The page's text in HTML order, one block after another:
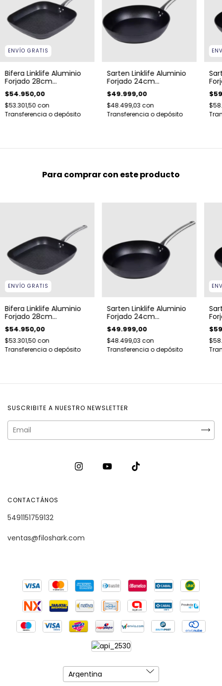
ENVÍO GRATIS
Bifera Linklife Aluminio
Forjado 28cm
Antiadherente Acero
$54.950,00
$53.301,50 con
Transferencia o depósito
Sarten Linklife Aluminio
Forjado 24cm
Antiadherente Acero
$49.999,00
$48.499,03 con
Transferencia o depósito
Para comprar con este producto
ENVÍO GRATIS
Bifera Linklife Aluminio
Forjado 28cm
Antiadherente Acero
$54.950,00
$53.301,50 con
Transferencia o depósito
Sarten Linklife Aluminio
Forjado 24cm
Antiadherente Acero
$49.999,00
$48.499,03 con
Transferencia o depósito
SUSCRIBITE A NUESTRO NEWSLETTER
CONTACTÁNOS
5491151759132
ventas@filoshark.com